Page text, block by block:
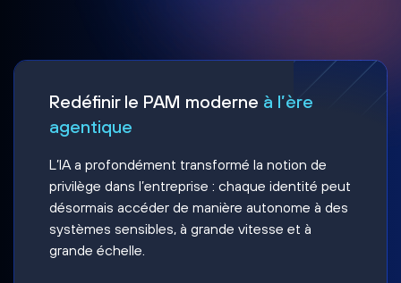
Redéfinir le PAM moderne à l’ère
agentique
L’IA a profondément transformé la notion de
privilège dans l’entreprise : chaque identité peut
désormais accéder de manière autonome à des
systèmes sensibles, à grande vitesse et à
grande échelle.